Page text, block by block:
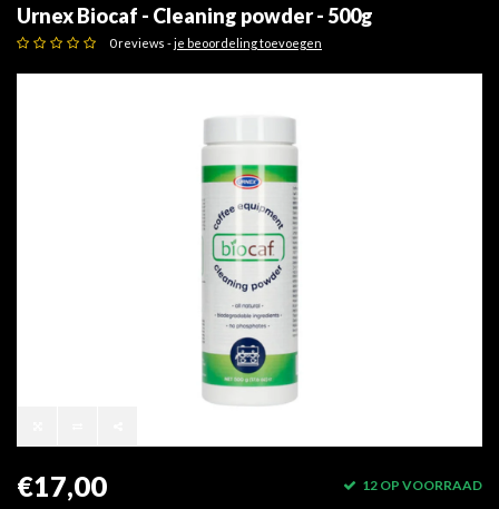
Urnex Biocaf - Cleaning powder - 500g
0 reviews -je beoordeling toevoegen
€17,00 12 OP VOORRAAD